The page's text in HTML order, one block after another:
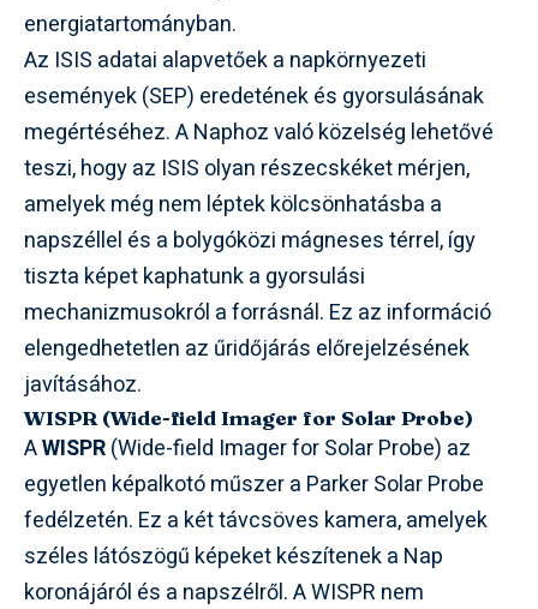
energiatartományban.
Az ISIS adatai alapvetőek a napkörnyezeti
események (SEP) eredetének és gyorsulásának
megértéséhez. A Naphoz való közelség lehetővé
teszi, hogy az ISIS olyan részecskéket mérjen,
amelyek még nem léptek kölcsönhatásba a
napszéllel és a bolygóközi mágneses térrel, így
tiszta képet kaphatunk a gyorsulási
mechanizmusokról a forrásnál. Ez az információ
elengedhetetlen az űridőjárás előrejelzésének
javításához.
WISPR (Wide-field Imager for Solar Probe)
AWISPR(Wide-field Imager for Solar Probe) az
egyetlen képalkotó műszer a Parker Solar Probe
fedélzetén. Ez a két távcsöves kamera, amelyek
széles látószögű képeket készítenek a Nap
koronájáról és a napszélről. A WISPR nem